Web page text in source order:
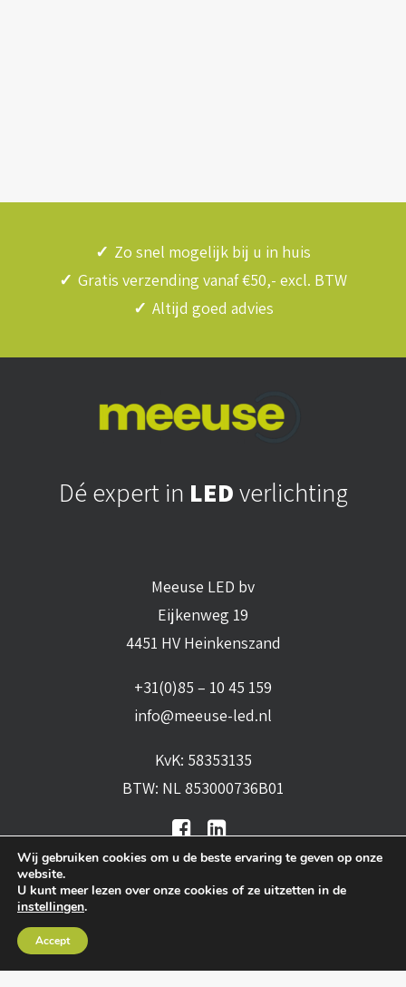
✓ Zo snel mogelijk bij u in huis
✓ Gratis verzending vanaf €50,- excl. BTW
✓ Altijd goed advies
Dé expert in LEDverlichting
Meeuse LED bv
Eijkenweg 19
4451 HV Heinkenszand
+31(0)85 – 10 45 159
info@meeuse-led.nl
KvK: 58353135
BTW: NL 853000736B01
leveringsvoorwaarden
Wij gebruiken cookies om u de beste ervaring te geven op onze
website.
U kunt meer lezen over onze cookies of ze uitzetten in de
instellingen.
Accept